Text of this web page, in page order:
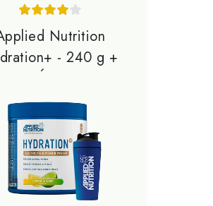
Nutrition
- 240 g +